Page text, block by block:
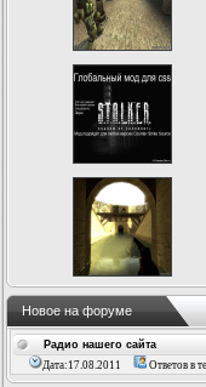
Новое на форуме
Радио нашего сайта
Дата:17.08.2011
Ответов в